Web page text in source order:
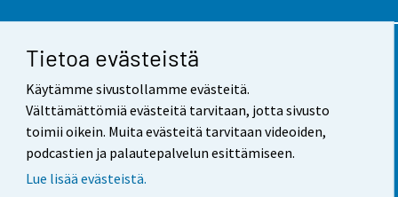
Tietoa evästeistä
Käytämme sivustollamme evästeitä.
Välttämättömiä evästeitä tarvitaan, jotta sivusto
toimii oikein. Muita evästeitä tarvitaan videoiden,
podcastien ja palautepalvelun esittämiseen.
Lue lisää evästeistä.
Yhteystiedot
Palaute
Käyttöehdot